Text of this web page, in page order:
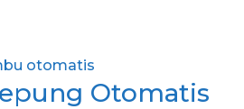
Otomatis